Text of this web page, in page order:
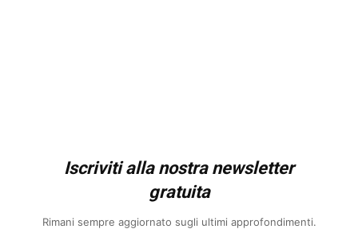
Iscriviti alla nostra newsletter
gratuita
Rimani sempre aggiornato sugli ultimi approfondimenti.